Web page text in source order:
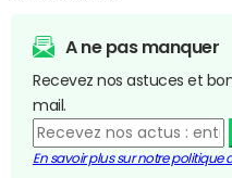
A ne pas manquer
Recevez nos astuces et
mail.
En savoir plus sur notre politique